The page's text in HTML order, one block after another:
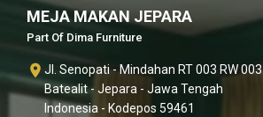
MEJA MAKAN JEPARA
Part Of Dima Furniture
Jl. Senopati - Mindahan RT 003 RW 003
Batealit - Jepara - Jawa Tengah
Indonesia - Kodepos 59461